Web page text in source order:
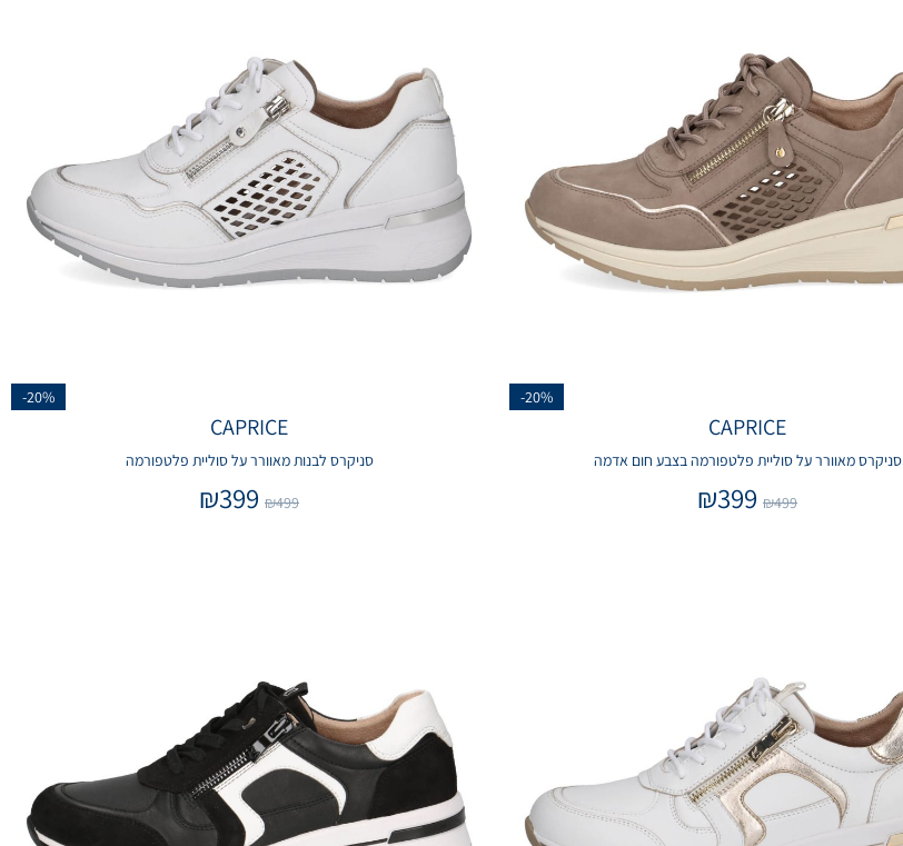
-20%
CAPRICE
סניקרס מאוורר על סוליית פלטפורמה בצבע חום אדמה
₪499
₪399
-20%
CAPRICE
סניקרס לבנות מאוורר על סוליית פלטפורמה
₪499
₪399